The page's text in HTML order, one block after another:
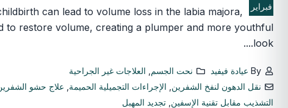
فبراير
can lead to volume loss in the labia majora,
to restore volume, creating a plumper and more youthful
look....
By عيادة فيفيد نحت الجسم
العلاجات غير الجراحية
نقل الدهون لنفخ الشفرين الإجراءات التجميلية الحميمة علاج حشو
التشذيب مقابل تقنية الإسفين تجديد المهبل